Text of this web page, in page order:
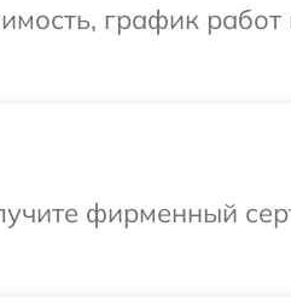
график работ
фирменный